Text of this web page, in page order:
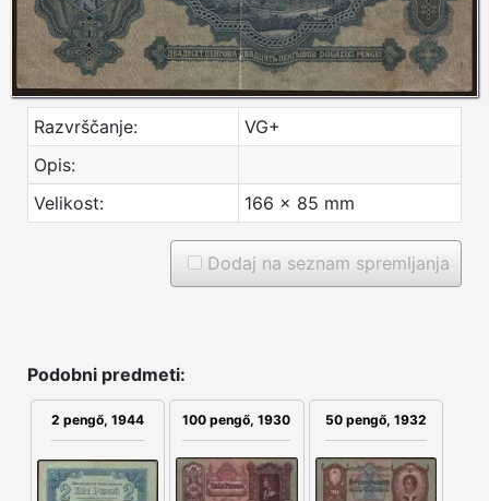
Razvrščanje:
VG+
Opis:
Velikost:
166 x 85 mm
Dodaj na seznam spremljanja
Podobni predmeti:
2 pengő, 1944 100 pengő, 1930 50 pengő, 1932